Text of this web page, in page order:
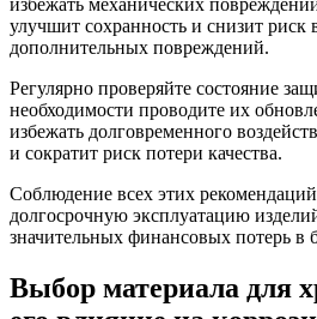
избежать механических
улучшит сохранность и снизит риск
дополнительных повреждений.
Регулярно проверяйте состояние
необходимости проводите их
избежать долговременного
и сократит риск потери качества.
Соблюдение всех этих
долгосрочную эксплуатацию
значительных финансовых потерь в
Выбор материала для